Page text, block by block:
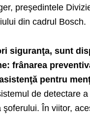
preşedintele
din cadrul Bosch.
siguranţa, sunt
frânarea
pentru
de detectare
şoferului. În viitor,